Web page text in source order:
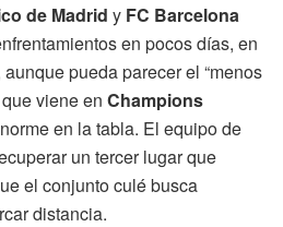
de Madrid y FC Barcelona
en pocos días, en
aunque pueda parecer el “menos
viene en Champions
en la tabla. El equipo de
un tercer lugar que
el conjunto culé busca
distancia.